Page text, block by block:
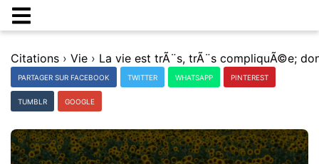
Citations › Vie ›
PARTAGER SUR FACEBOOK TWITTER WHATSAPP PINTEREST
TUMBLR GOOGLE